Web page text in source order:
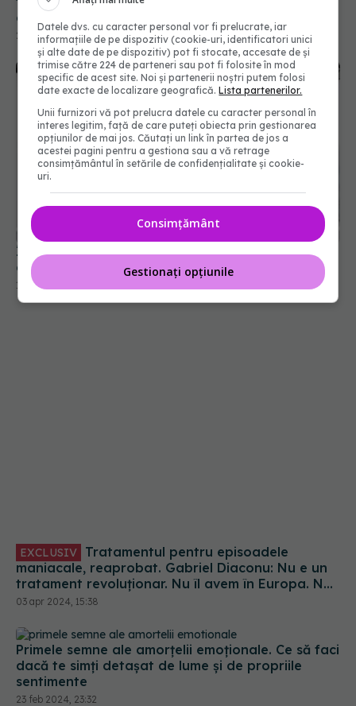
care are încă o mentalitate mecanicistă asupra
omului
25 mai 2024, 11:49
Înțelegerea blocajului funcțional: simptome,
cauze și intervenții
12 ian 2025, 14:40
Diferența uriașă din creierul psihopaților,
Datele dvs. cu caracter personal vor fi prelucrate, iar
informațiile de pe dispozitiv (cookie-uri, identificatori unici
și alte date de pe dispozitiv) pot fi stocate, accesate de și
trimise către 224 de parteneri sau pot fi folosite în mod
specific de acest site. Noi și partenerii noștri putem folosi
date exacte de localizare geografică.Lista partenerilor.
Unii furnizori vă pot prelucra datele cu caracter personal în
interes legitim, față de care puteți obiecta prin gestionarea
opțiunilor de mai jos. Căutați un link în partea de jos a
acestei pagini pentru a gestiona sau a vă retrage
consimțământul în setările de confidențialitate și cookie-
uri.
Consimțământ
Gestionați opțiunile